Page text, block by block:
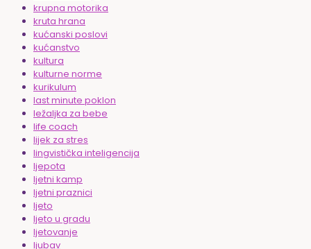
krupna motorika
kruta hrana
kućanski poslovi
kućanstvo
kultura
kulturne norme
kurikulum
last minute poklon
ležaljka za bebe
life coach
lijek za stres
lingvistička inteligencija
ljepota
ljetni kamp
ljetni praznici
ljeto
ljeto u gradu
ljetovanje
ljubav